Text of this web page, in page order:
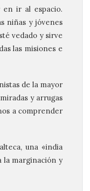
en ir al espacio.
niñas y jóvenes
vedado y sirve
las misiones e
de la mayor
y arrugas
a comprender
una «india
la marginación y